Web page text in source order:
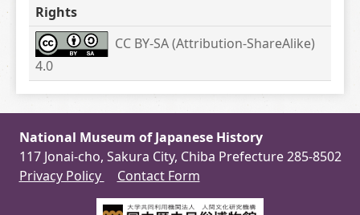
Rights
CC BY-SA (Attribution-ShareAlike)
4.0
National Museum of Japanese History
117 Jonai-cho, Sakura City, Chiba Prefecture 285-8502
Privacy Policy
Contact Form